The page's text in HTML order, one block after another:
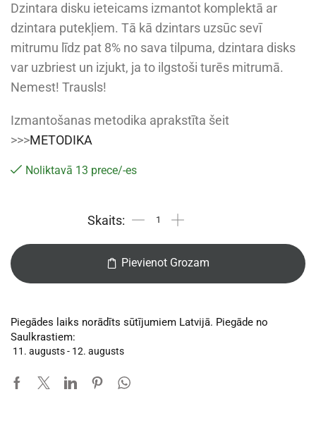
Dzintara disku ieteicams izmantot komplektā ar
dzintara putekļiem. Tā kā dzintars uzsūc sevī
mitrumu līdz pat 8% no sava tilpuma, dzintara disks
var uzbriest un izjukt, ja to ilgstoši turēs mitrumā.
Nemest! Trausls!
Izmantošanas metodika aprakstīta šeit
>>>METODIKA
Noliktavā 13 prece/-es
Pievienot Grozam
Piegādes laiks norādīts sūtījumiem Latvijā. Piegāde no
Saulkrastiem:
11. augusts - 12. augusts